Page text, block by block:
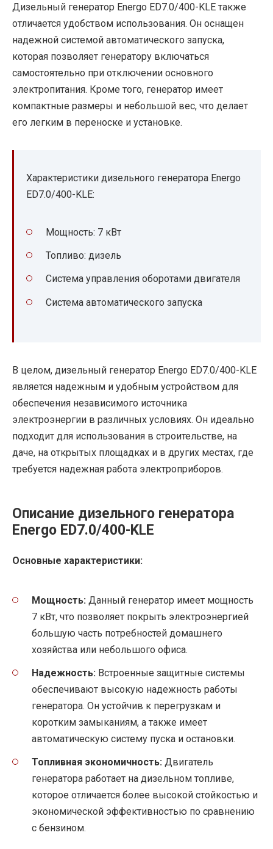
Дизельный генератор Energo ED7.0/400-KLE также
отличается удобством использования. Он оснащен
надежной системой автоматического запуска,
которая позволяет генератору включаться
самостоятельно при отключении основного
электропитания. Кроме того, генератор имеет
компактные размеры и небольшой вес, что делает
его легким в переноске и установке.
Характеристики дизельного генератора Energo
ED7.0/400-KLE:
Мощность: 7 кВт
Топливо: дизель
Система управления оборотами двигателя
Система автоматического запуска
В целом, дизельный генератор Energo ED7.0/400-KLE
является надежным и удобным устройством для
обеспечения независимого источника
электроэнергии в различных условиях. Он идеально
подходит для использования в строительстве, на
даче, на открытых площадках и в других местах, где
требуется надежная работа электроприборов.
Описание дизельного генератора
Energo ED7.0/400-KLE
Основные характеристики:
Мощность: Данный генератор имеет мощность
7 кВт, что позволяет покрыть электроэнергией
большую часть потребностей домашнего
хозяйства или небольшого офиса.
Надежность: Встроенные защитные системы
обеспечивают высокую надежность работы
генератора. Он устойчив к перегрузкам и
коротким замыканиям, а также имеет
автоматическую систему пуска и остановки.
Топливная экономичность: Двигатель
генератора работает на дизельном топливе,
которое отличается более высокой стойкостью и
экономической эффективностью по сравнению
с бензином.